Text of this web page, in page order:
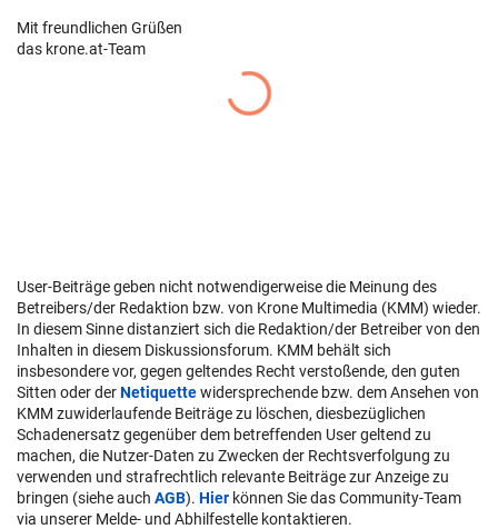
Mit freundlichen Grüßen
das krone.at-Team
User-Beiträge geben nicht notwendigerweise die Meinung des
Betreibers/der Redaktion bzw. von Krone Multimedia (KMM) wieder.
In diesem Sinne distanziert sich die Redaktion/der Betreiber von den
Inhalten in diesem Diskussionsforum. KMM behält sich
insbesondere vor, gegen geltendes Recht verstoßende, den guten
Sitten oder derNetiquettewidersprechende bzw. dem Ansehen von
KMM zuwiderlaufende Beiträge zu löschen, diesbezüglichen
Schadenersatz gegenüber dem betreffenden User geltend zu
machen, die Nutzer-Daten zu Zwecken der Rechtsverfolgung zu
verwenden und strafrechtlich relevante Beiträge zur Anzeige zu
bringen (siehe auch AGB). Hier können Sie das Community-Team
via unserer Melde- und Abhilfestelle kontaktieren.